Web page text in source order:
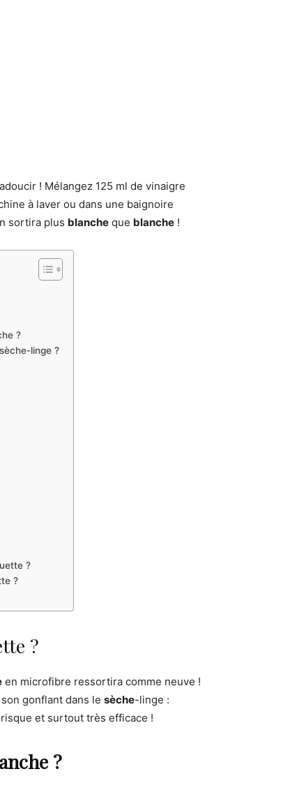
! Mélangez 125 ml de vinaigre
à laver ou dans une baignoire
sortira plus blanche que blanche !
?
linge ?
?
?
?
en microfibre ressortira comme neuve !
gonflant dans le sèche-linge :
risque et surtout très efficace !
?